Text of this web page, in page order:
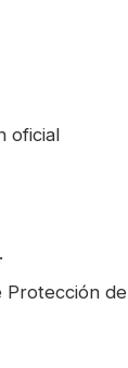
oficial​
Protección de